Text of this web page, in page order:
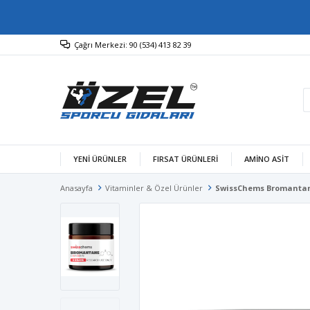
Çağrı Merkezi: 90 (534) 413 82 39
YENİ ÜRÜNLER FIRSAT ÜRÜNLERİ AMINO ASIT
Anasayfa Vitaminler & Özel Ürünler SwissChems